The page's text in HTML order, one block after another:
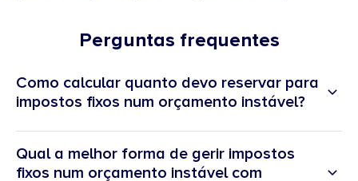
Perguntas frequentes
Como calcular quanto devo reservar para
impostos fixos num orçamento instável?
Qual a melhor forma de gerir impostos
fixos num orçamento instável com